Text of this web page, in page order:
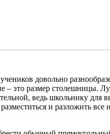
довольно
– это размер столешницы.
ведь школьнику для
и разложить все